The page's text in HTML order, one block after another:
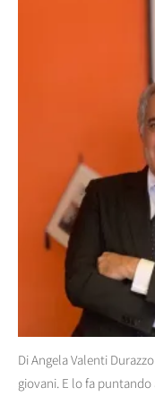
Di Angela Valenti
giovani. E lo fa